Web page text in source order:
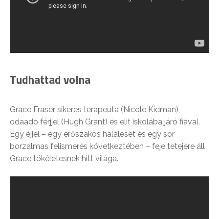
Tudhattad volna
Grace Fraser sikeres terapeuta (Nicole Kidman),
odaadó férjjel (Hugh Grant) és elit iskolába járó fiával.
Egy éjjel – egy erőszakos haláleset és egy sor
borzalmas felismerés következtében – feje tetejére áll
Grace tökéletesnek hitt világa.